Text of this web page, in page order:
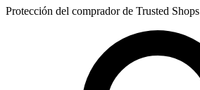
Protección del comprador de Trusted Shops